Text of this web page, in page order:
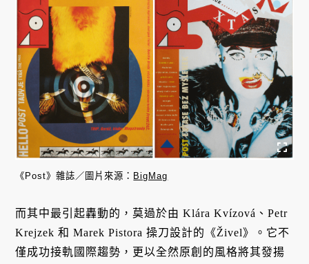
《Post》雜誌／圖片來源： BigMag
而其中最引起轟動的，莫過於由 Klára Kvízová、Petr
Krejzek 和 Marek Pistora 操刀設計的《Živel》。它不
僅成功接軌國際趨勢，更以全然原創的風格將其發揚